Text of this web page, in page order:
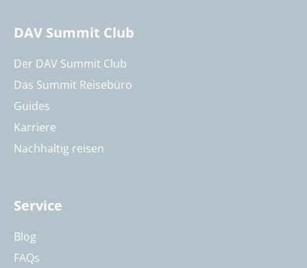
DAV Summit Club
Der DAV Summit Club
Das Summit Reisebüro
Guides
Karriere
Nachhaltig reisen
Service
Blog
FAQs